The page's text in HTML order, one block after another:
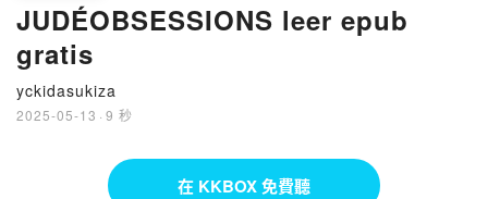
JUDÉOBSESSIONS leer epub
gratis
yckidasukiza
2025-05-13 · 9 秒
在 KKBOX 免費聽